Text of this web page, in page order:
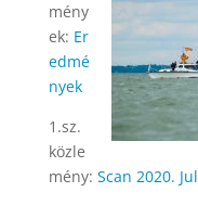
mény
ek: Er
edmé
nyek
1.sz.
közle
mény: Scan 2020.